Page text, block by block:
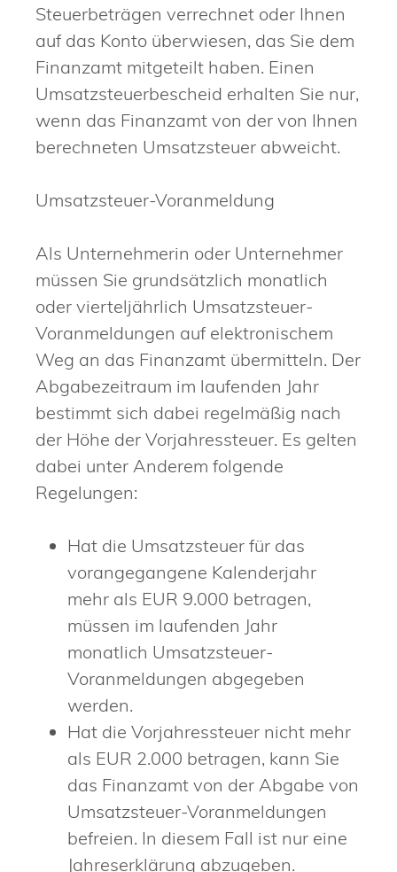
Steuerbeträgen verrechnet oder Ihnen
auf das Konto überwiesen, das Sie dem
Finanzamt mitgeteilt haben. Einen
Umsatzsteuerbescheid erhalten Sie nur,
wenn das Finanzamt von der von Ihnen
berechneten Umsatzsteuer abweicht.
Umsatzsteuer-Voranmeldung
Als Unternehmerin oder Unternehmer
müssen Sie grundsätzlich monatlich
oder vierteljährlich Umsatzsteuer-
Voranmeldungen auf elektronischem
Weg an das Finanzamt übermitteln. Der
Abgabezeitraum im laufenden Jahr
bestimmt sich dabei regelmäßig nach
der Höhe der Vorjahressteuer. Es gelten
dabei unter Anderem folgende
Regelungen:
Hat die Umsatzsteuer für das
vorangegangene Kalenderjahr
mehr als EUR 9.000 betragen,
müssen im laufenden Jahr
monatlich Umsatzsteuer-
Voranmeldungen abgegeben
werden.
Hat die Vorjahressteuer nicht mehr
als EUR 2.000 betragen, kann Sie
das Finanzamt von der Abgabe von
Umsatzsteuer-Voranmeldungen
befreien. In diesem Fall ist nur eine
Jahreserklärung abzugeben.